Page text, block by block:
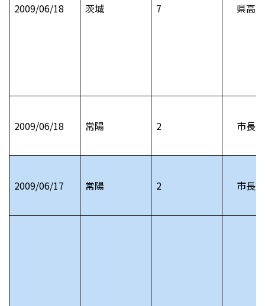
2009/06/18 茨城 7 県高
2009/06/18 常陽 2 市長
2009/06/17 常陽 2 市長